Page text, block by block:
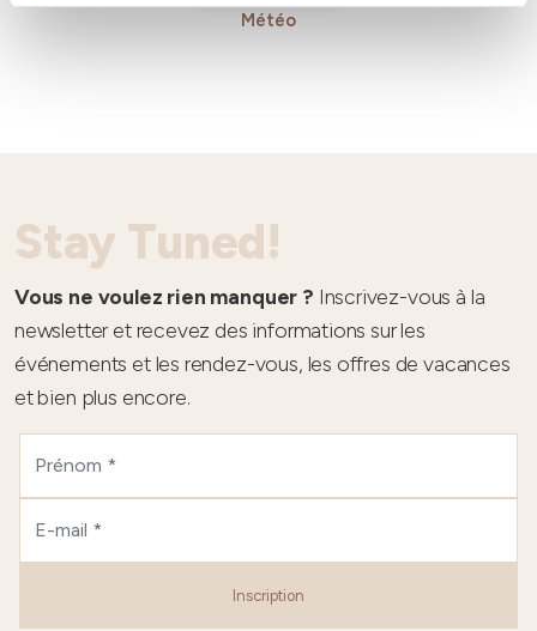
Météo
Stay Tuned!
Vous ne voulez rien manquer ? Inscrivez-vous à la
newsletter et recevez des informations sur les
événements et les rendez-vous, les offres de vacances
et bien plus encore.
Inscription